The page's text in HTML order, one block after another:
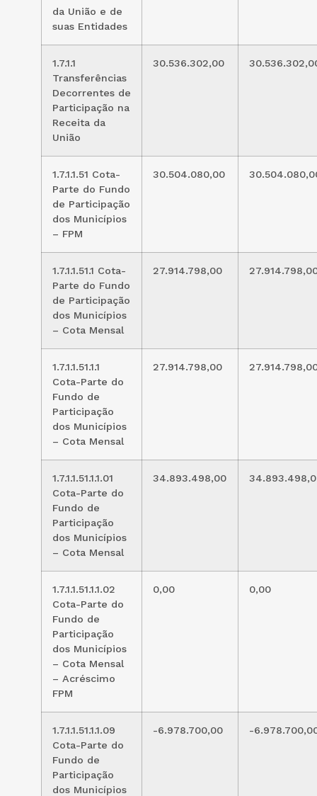
da União e de
suas Entidades
1.7.1.1
Transferências
Decorrentes de
Participação na
Receita da
União
30.536.302,00
1.7.1.1.51 Cota-
Parte do Fundo
de Participação
dos Municípios
– FPM
30.504.080,00
1.7.1.1.51.1 Cota-
Parte do Fundo
de Participação
dos Municípios
– Cota Mensal
27.914.798,00
1.7.1.1.51.1.1
Cota-Parte do
Fundo de
Participação
dos Municípios
– Cota Mensal
27.914.798,00
1.7.1.1.51.1.1.01
Cota-Parte do
Fundo de
Participação
dos Municípios
– Cota Mensal
34.893.498,00
1.7.1.1.51.1.1.02
Cota-Parte do
Fundo de
Participação
dos Municípios
– Cota Mensal
– Acréscimo
FPM
0,00 0,00
1.7.1.1.51.1.1.09
Cota-Parte do
Fundo de
Participação
dos Municípios
-6.978.700,00 -